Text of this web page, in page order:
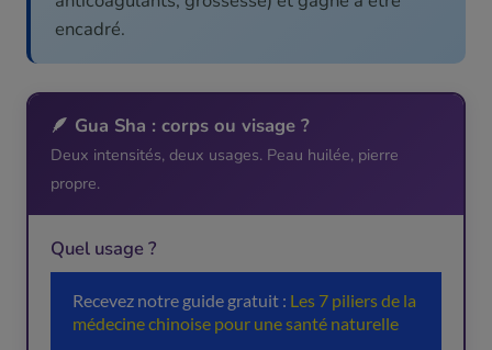
encadré.
🪶 Gua Sha : corps ou visage ?
Deux intensités, deux usages. Peau huilée, pierre
propre.
Quel usage ?